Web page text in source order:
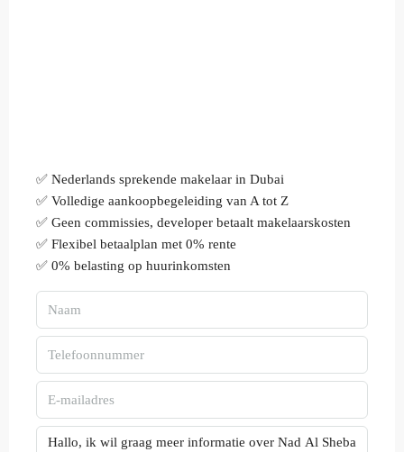
✅ Nederlands sprekende makelaar in Dubai
✅ Volledige aankoopbegeleiding van A tot Z
✅ Geen commissies, developer betaalt makelaarskosten
✅ Flexibel betaalplan met 0% rente
✅ 0% belasting op huurinkomsten